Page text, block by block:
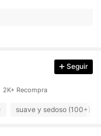
Seguir
2K+ Recompra
suave y sedoso (100+)